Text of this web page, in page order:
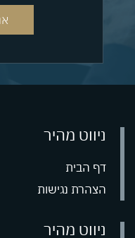
ניווט מהיר
דף הבית
הצהרת נגישות
ניווט מהיר